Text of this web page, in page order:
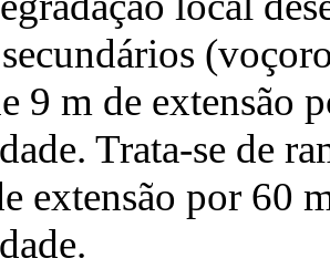
9 m de extensão
Trata-se de
extensão por 60